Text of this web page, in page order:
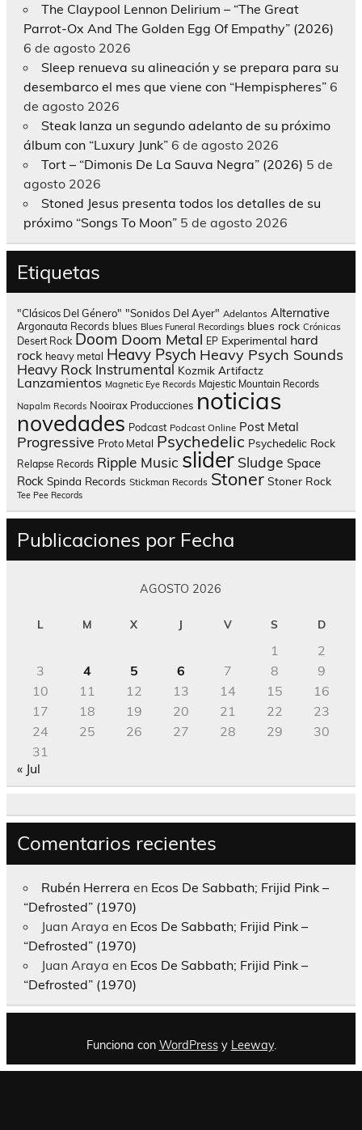
The Claypool Lennon Delirium – “The Great
Parrot-Ox And The Golden Egg Of Empathy” (2026)
6 de agosto 2026
Sleep renueva su alineación y se prepara para su
desembarco el mes que viene con “Hempispheres” 6
de agosto 2026
Steak lanza un segundo adelanto de su próximo
álbum con “Luxury Junk” 6 de agosto 2026
Tort – “Dimonis De La Sauva Negra” (2026) 5 de
agosto 2026
Stoned Jesus presenta todos los detalles de su
próximo “Songs To Moon” 5 de agosto 2026
Etiquetas
"Clásicos Del Género" "Sonidos Del Ayer" Adelantos Alternative
Argonauta Records blues Blues Funeral Recordings blues rock Crónicas
Desert Rock Doom Doom Metal EP Experimental hard
rock heavy metal Heavy Psych Heavy Psych Sounds
Heavy Rock Instrumental Kozmik Artifactz
Lanzamientos Magnetic Eye Records Majestic Mountain Records
Napalm Records Nooirax Producciones noticias
novedades Podcast Podcast Online Post Metal
Progressive Proto Metal Psychedelic Psychedelic Rock
Relapse Records Ripple Music slider Sludge Space
Rock Spinda Records Stickman Records Stoner Stoner Rock
Tee Pee Records
Publicaciones por Fecha
AGOSTO 2026
L M X J V S D
1
2
3
4 5 6 7 8
9
10
11 12 13 14 15
16
17
18 19 20 21 22
23
24
25 26 27 28 29
30
31
« Jul
Comentarios recientes
Rubén Herrera en Ecos De Sabbath; Frijid Pink –
“Defrosted” (1970)
Juan Araya en Ecos De Sabbath; Frijid Pink –
“Defrosted” (1970)
Juan Araya en Ecos De Sabbath; Frijid Pink –
“Defrosted” (1970)
Funciona con WordPressy Leeway.